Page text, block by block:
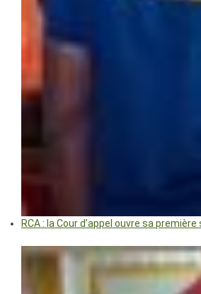
RCA : la Cour d’appel ouvre sa